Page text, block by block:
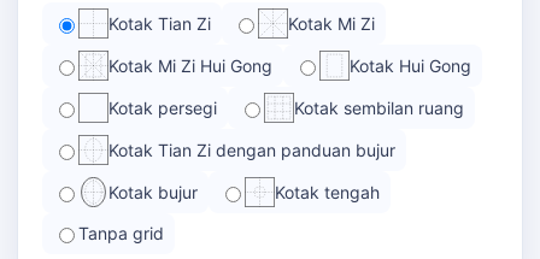
Kotak Tian Zi Kotak Mi Zi
Kotak Mi Zi Hui Gong Kotak Hui Gong
Kotak persegi Kotak sembilan ruang
Kotak Tian Zi dengan panduan bujur
Kotak bujur Kotak tengah
Tanpa grid